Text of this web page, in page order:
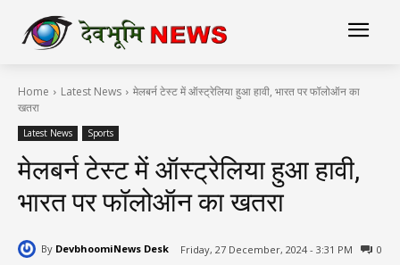
Home Latest News
मेलबर्न टेस्ट में ऑस्ट्रेलिया हुआ हावी, भारत पर फॉलोऑन का
खतरा
Latest News Sports
मेलबर्न टेस्ट में ऑस्ट्रेलिया हुआ हावी,
भारत पर फॉलोऑन का खतरा
By DevbhoomiNews Desk Friday, 27 December, 2024 - 3:31 PM 0